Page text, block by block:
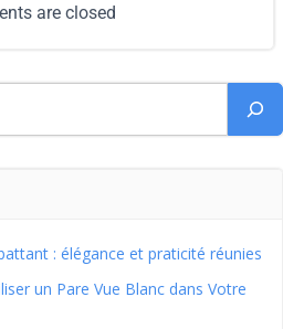
are closed
: élégance et praticité réunies
un Pare Vue Blanc dans Votre